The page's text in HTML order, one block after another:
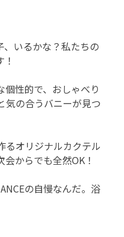
、いるかな？私たちの
性的で、おしゃべり
気の合うバニーが見つ
るオリジナルカクテル
からでも全然OK！
の自慢なんだ。浴